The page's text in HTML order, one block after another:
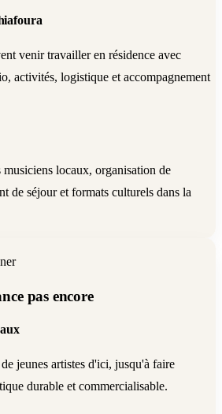
venir travailler en résidence avec
activités, logistique et accompagnement
locaux, organisation de
de séjour et formats culturels dans la
pas encore
jeunes artistes d'ici, jusqu'à faire
durable et commercialisable.